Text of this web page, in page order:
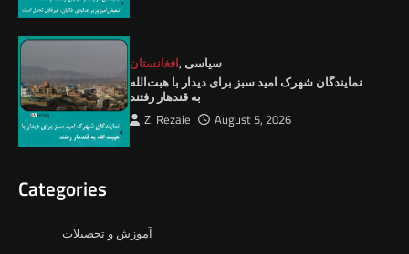
افغانستان, سیاسی
نمايندگان شهرک امید سبز برای دیدار با هبت‌الله
به قندهار رفتند
Z. Rezaie August 5, 2026
Categories
آموزش و تحصیلات